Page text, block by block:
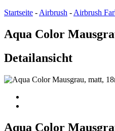
Startseite - Airbrush - Airbrush
Aqua Color
Detailansicht
Aqua Color